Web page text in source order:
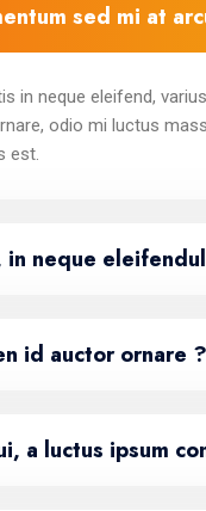
sed mi at
in neque eleifend,
odio mi luctus
est.
in neque
id auctor ornare ?
a luctus ipsum